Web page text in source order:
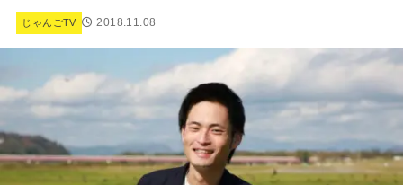
じゃんごTV 2018.11.08